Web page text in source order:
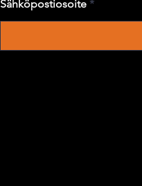
Sähköpostiosoite